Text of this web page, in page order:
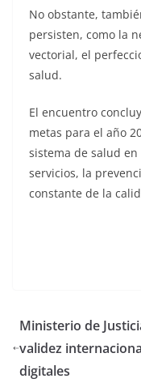
No obstante,
persisten, como la
vectorial, el
salud.
El encuentro
metas para el año
sistema de salud
servicios, la
constante de la
Ministerio de
validez
digitales